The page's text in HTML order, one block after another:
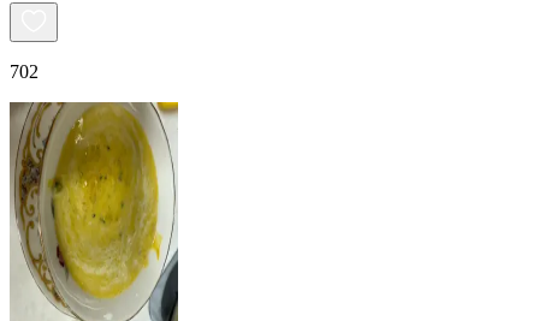
702